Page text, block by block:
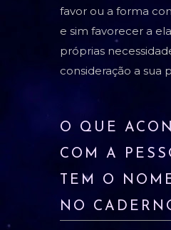
favor ou a forma
e sim favorecer a
próprias
consideração a sua
O QUE
COM A
TEM O
NO